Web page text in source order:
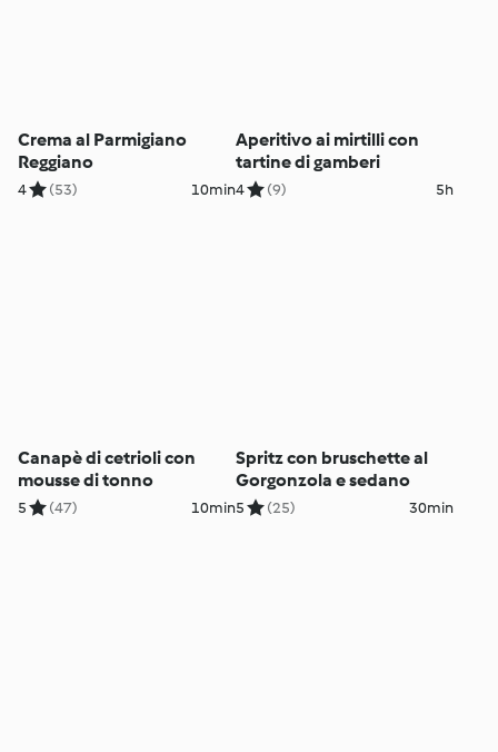
Crema al Parmigiano
Reggiano
4 (53) 10min
Aperitivo ai mirtilli con
tartine di gamberi
4 (9) 5h
Canapè di cetrioli con
mousse di tonno
5 (47) 10min
Spritz con bruschette al
Gorgonzola e sedano
5 (25) 30min